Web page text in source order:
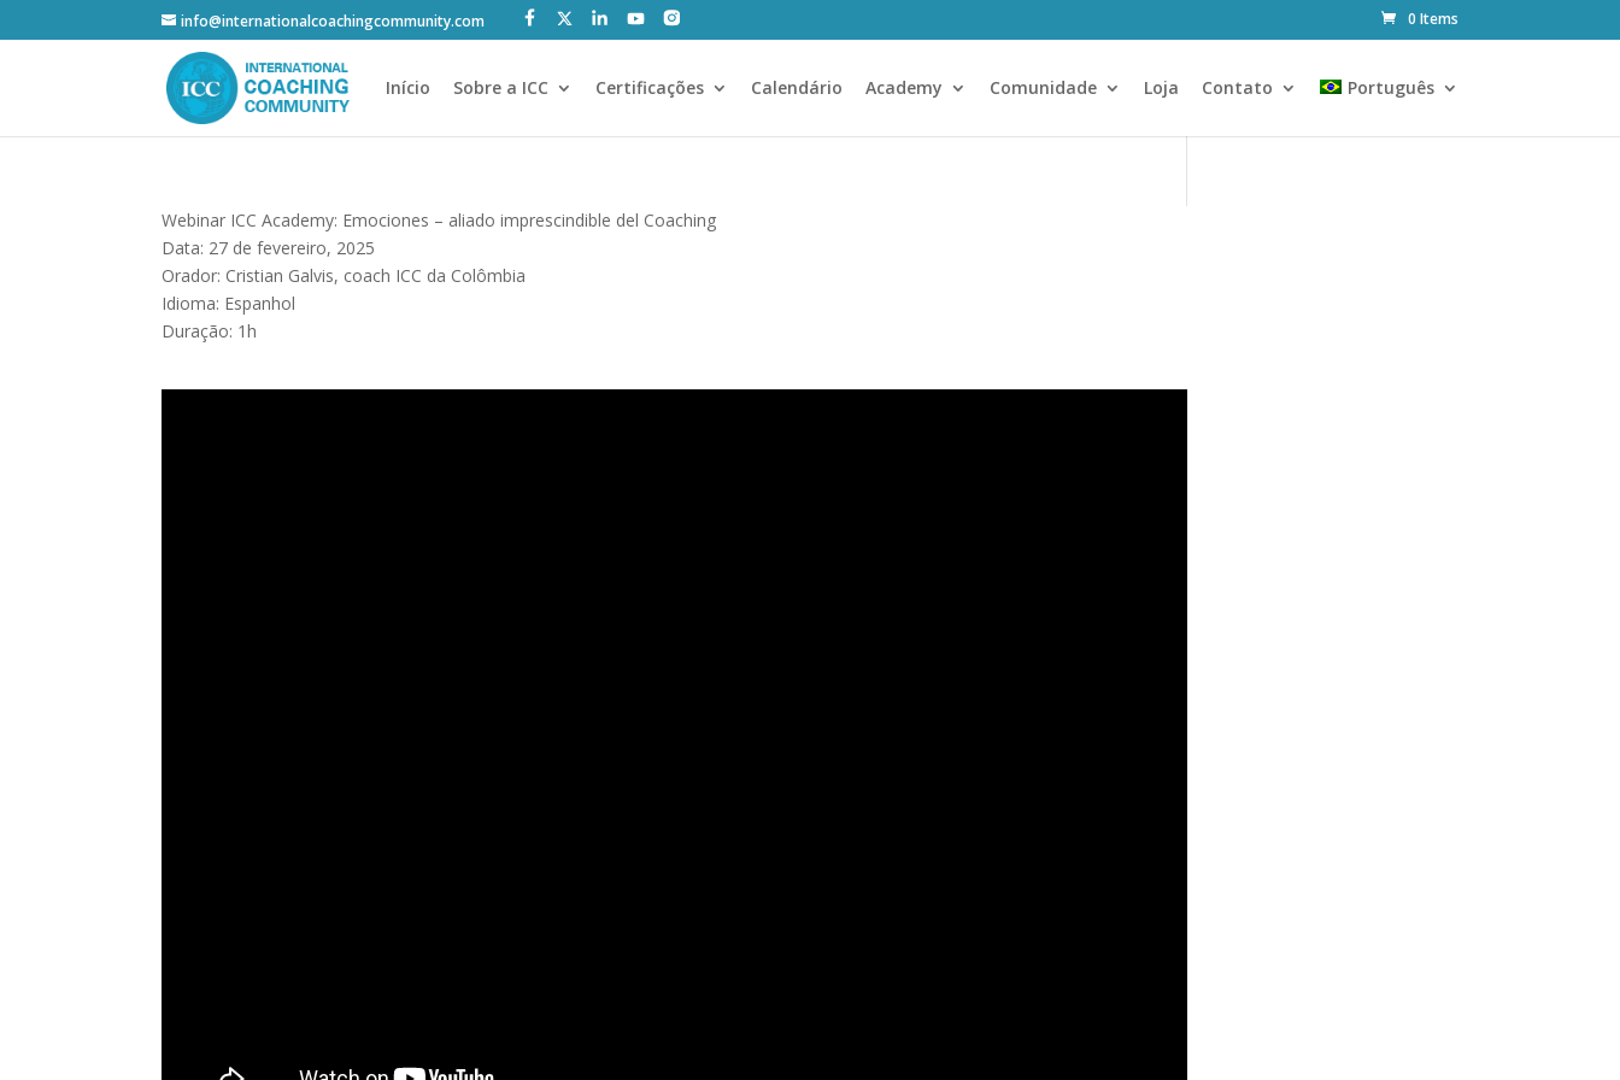
info@internationalcoachingcommunity.com 0 Items
Início Sobre a ICC Certificações Calendário Academy Comunidade Loja Contato Português
Webinar ICC Academy: Emociones – aliado imprescindible del Coaching
Data: 27 de fevereiro, 2025
Orador: Cristian Galvis, coach ICC da Colômbia
Idioma: Espanhol
Duração: 1h